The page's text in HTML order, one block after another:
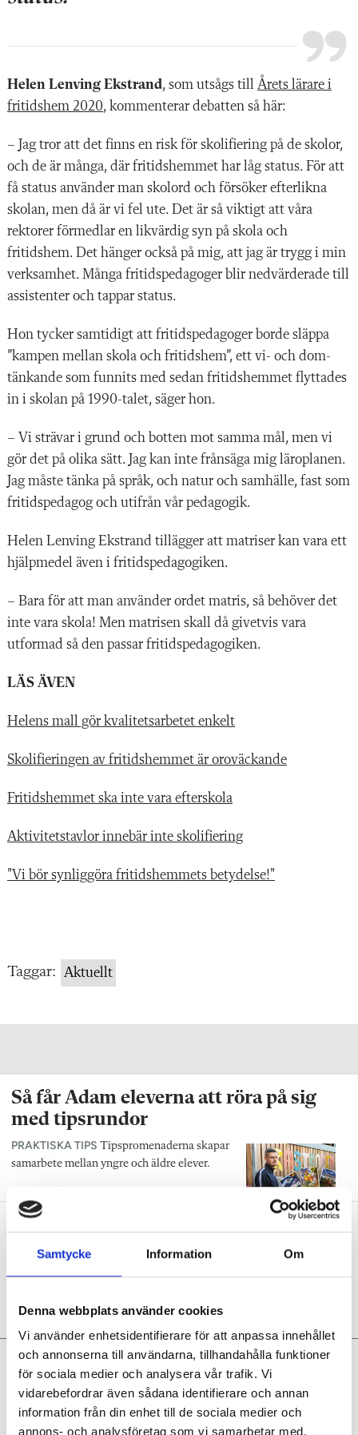
Samtycke Information Om
Denna webbplats använder cookies
Vi använder enhetsidentifierare för att anpassa innehållet
och annonserna till användarna, tillhandahålla funktioner
för sociala medier och analysera vår trafik. Vi
vidarebefordrar även sådana identifierare och annan
information från din enhet till de sociala medier och
annons- och analysföretag som vi samarbetar med.
Helen Lenving Ekstrand, som utsågs till Årets lärare i
fritidshem 2020, kommenterar debatten så här:
– Jag tror att det finns en risk för skolifiering på de skolor,
och de är många, där fritidshemmet har låg status. För att
få status använder man skolord och försöker efterlikna
skolan, men då är vi fel ute. Det är så viktigt att våra
rektorer förmedlar en likvärdig syn på skola och
fritidshem. Det hänger också på mig, att jag är trygg i min
verksamhet. Många fritidspedagoger blir nedvärderade till
assistenter och tappar status.
Hon tycker samtidigt att fritidspedagoger borde släppa
”kampen mellan skola och fritidshem”, ett vi- och dom-
tänkande som funnits med sedan fritidshemmet flyttades
in i skolan på 1990-talet, säger hon.
– Vi strävar i grund och botten mot samma mål, men vi
gör det på olika sätt. Jag kan inte frånsäga mig läroplanen.
Jag måste tänka på språk, och natur och samhälle, fast som
fritidspedagog och utifrån vår pedagogik.
Helen Lenving Ekstrand tillägger att matriser kan vara ett
hjälpmedel även i fritidspedagogiken.
– Bara för att man använder ordet matris, så behöver det
inte vara skola! Men matrisen skall då givetvis vara
utformad så den passar fritidspedagogiken.
LÄS ÄVEN
Helens mall gör kvalitetsarbetet enkelt
Skolifieringen av fritidshemmet är oroväckande
Fritidshemmet ska inte vara efterskola
Aktivitetstavlor innebär inte skolifiering
"Vi bör synliggöra fritidshemmets betydelse!"
Taggar: Aktuellt
Så får Adam eleverna att röra på sig
med tipsrundor
PRAKTISKA TIPS Tipspromenaderna skapar
samarbete mellan yngre och äldre elever.
Forskare: Vänta med att lägga dig i
barnens lek
FORSKNINGBarnen behöver lära sig att reda
Andreas Lieberoth.
Sofia Grimm:Många av
fritidshemmets problem
bottnar i ledarskap
KRÖNIKAKulturen är det svåraste att förändra